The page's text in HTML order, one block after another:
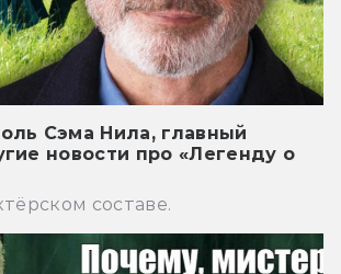
Сэма Нила, главный
новости про «Легенду о
составе.